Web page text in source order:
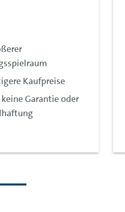
Kaufpreise
Garantie oder